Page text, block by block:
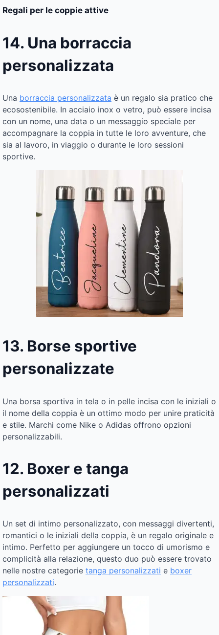
Regali per le coppie attive
14. Una borraccia
personalizzata
Una borraccia personalizzata è un regalo sia pratico che
ecosostenibile. In acciaio inox o vetro, può essere incisa
con un nome, una data o un messaggio speciale per
accompagnare la coppia in tutte le loro avventure, che
sia al lavoro, in viaggio o durante le loro sessioni
sportive.
13. Borse sportive
personalizzate
Una borsa sportiva in tela o in pelle incisa con le iniziali o
il nome della coppia è un ottimo modo per unire praticità
e stile. Marchi come Nike o Adidas offrono opzioni
personalizzabili.
12. Boxer e tanga
personalizzati
Un set di intimo personalizzato, con messaggi divertenti,
romantici o le iniziali della coppia, è un regalo originale e
intimo. Perfetto per aggiungere un tocco di umorismo e
complicità alla relazione, questo duo può essere trovato
nelle nostre categorie tanga personalizzati e boxer
personalizzati.